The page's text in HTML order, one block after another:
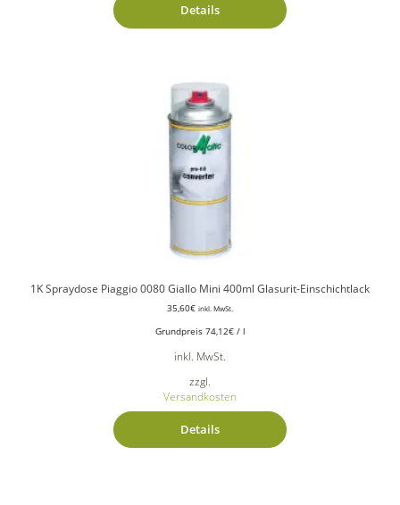
Details
1K Spraydose Piaggio 0080 Giallo Mini 400ml Glasurit-Einschichtlack
35,60€ inkl. MwSt.
Grundpreis 74,12€/ l
inkl. MwSt.
zzgl.
Versandkosten
Details